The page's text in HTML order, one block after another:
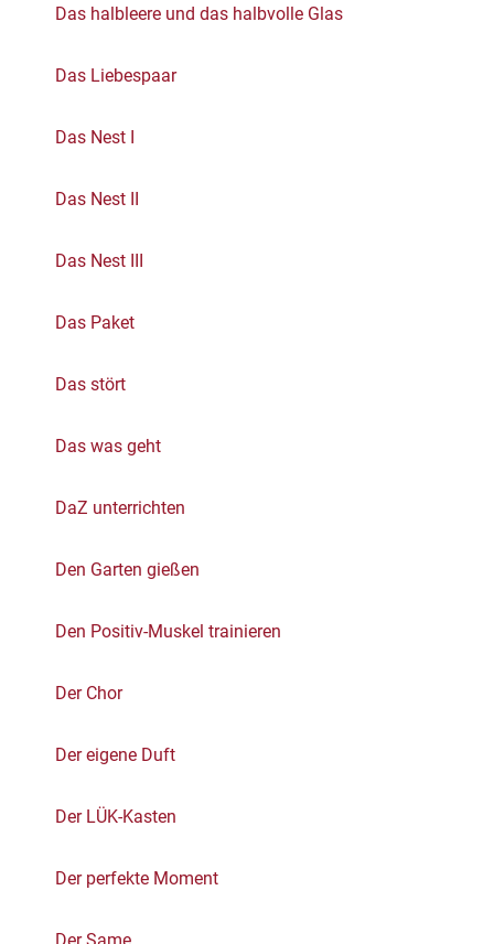
Das halbleere und das halbvolle Glas
Das Liebespaar
Das Nest I
Das Nest II
Das Nest III
Das Paket
Das stört
Das was geht
DaZ unterrichten
Den Garten gießen
Den Positiv-Muskel trainieren
Der Chor
Der eigene Duft
Der LÜK-Kasten
Der perfekte Moment